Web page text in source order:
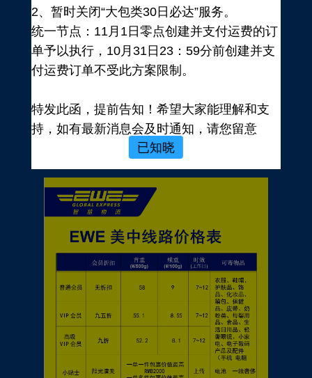
登录
注册新手有礼
价格表
2、暂时关闭“大包类30日必达”服务。
统一节点：11月1日零点创建并支付运费的订
单予以执行，10月31日23：59分前创建并支
付运费订单不受此方案限制。
特发此函，提前告知！希望大家能理解和支
持，如有最新消息会及时通知，请您留意
EWE转运官网公告，再次感谢您的配合与支
持！
EWE US EXPRESS INC.
2023年10月19日
已知晓